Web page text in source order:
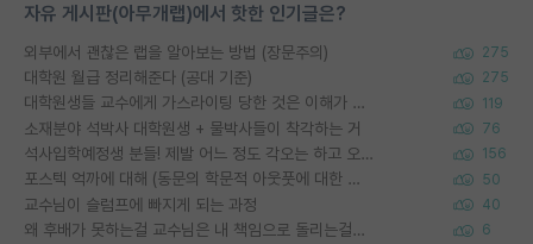
자유 게시판(아무개랩)에서 핫한 인기글은?
외부에서 괜찮은 랩을 알아보는 방법 (장문주의) 275
대학원 월급 정리해준다 (공대 기준) 275
대학원생들 교수에게 가스라이팅 당한 것은 이해가 갑니다. 안타깝네요. 119
소재분야 석박사 대학원생 + 물박사들이 착각하는 거 76
석사입학예정생 분들! 제발 어느 정도 각오는 하고 오세요. 156
포스텍 억까에 대해 (동문의 학문적 아웃풋에 대한 반박) 50
교수님이 슬럼프에 빠지게 되는 과정 40
왜 후배가 못하는걸 교수님은 내 책임으로 돌리는걸까요? 6